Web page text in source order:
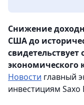
Снижение
США до
экономического
Новости главный
инвестициям Saxo